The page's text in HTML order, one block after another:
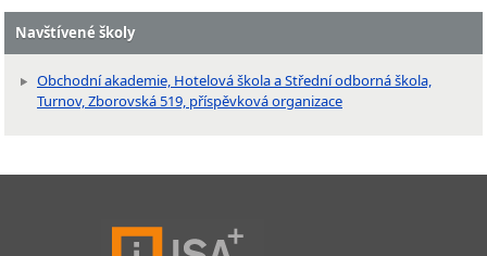
Navštívené školy
Obchodní akademie, Hotelová škola a Střední odborná škola,
Turnov, Zborovská 519, příspěvková organizace